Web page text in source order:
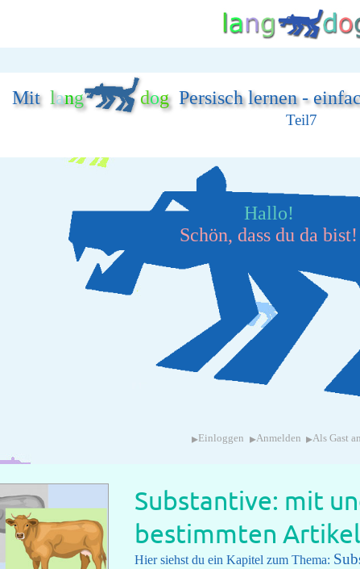
Mitlang dogPersisch lernen -
Teil7
Hallo!
Schön, dass du da bist!
▸ Einloggen ▸Anmelden ▸Als Gast
Substantive: mit
bestimmten
Hier siehst du ein Kapitel zum Thema: